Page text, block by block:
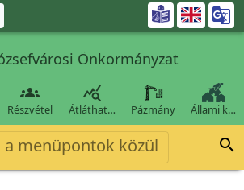

Önkormányzat

Részvétel

Átláthat… Pázmány Állami k…
a menüpontok közül 